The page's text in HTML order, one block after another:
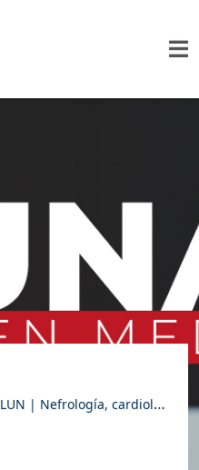
LUN | Nefrología, cardiología, oftalmología: La veterinaria suma y suma nuevos médicos